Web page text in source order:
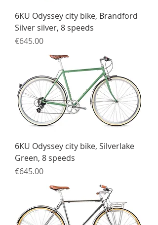
6KU Odyssey city bike, Brandford
Silver silver, 8 speeds
Price
€645.00
6KU Odyssey city bike, Silverlake
Green, 8 speeds
Price
€645.00